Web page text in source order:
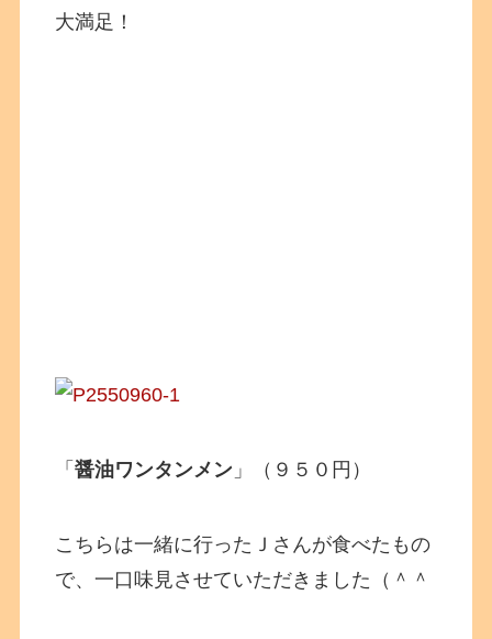
大満足！
「醤油ワンタンメン 」（９５０円）
こちらは一緒に行ったＪさんが食べたもの
で、一口味見させていただきました（＾＾